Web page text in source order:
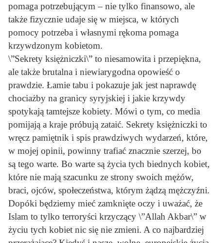
pomaga potrzebującym – nie tylko finansowo, ale
także fizycznie udaje się w miejsca, w których
pomocy potrzeba i własnymi rękoma pomaga
krzywdzonym kobietom.
\”Sekrety księżniczki\” to niesamowita i przepiękna,
ale także brutalna i niewiarygodna opowieść o
prawdzie. Łamie tabu i pokazuje jak jest naprawdę
chociażby na granicy syryjskiej i jakie krzywdy
spotykają tamtejsze kobiety. Mówi o tym, co media
pomijają a kraje próbują zataić. Sekrety księżniczki to
wręcz pamiętnik i spis prawdziwych wydarzeń, które,
w mojej opinii, powinny trafiać znacznie szerzej, bo
są tego warte. Bo warte są życia tych biednych kobiet,
które nie mają szacunku ze strony swoich mężów,
braci, ojców, społeczeństwa, którym żądzą mężczyźni.
Dopóki będziemy mieć zamknięte oczy i uważać, że
Islam to tylko terroryści krzyczący \”Allah Akbar\” w
życiu tych kobiet nic się nie zmieni. A co najbardziej